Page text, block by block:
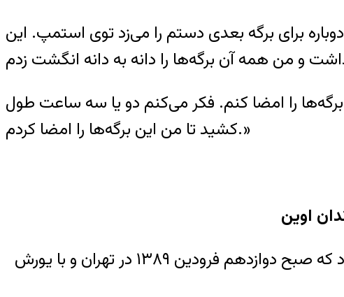
برای برگه بعدی دستم را می‌زد توی استمپ. این
را امضا کنم. فکر می‌کنم دو یا سه ساعت طول
کشید تا من این برگه‌ها را امضا کردم.»
اوین
هومان موسوی یکی از جوانان معترض به نتایج انتخابات ریاست جمهوری سال ۱۳۸۸ ایران بود که صبح دوازدهم فرودین ۱۳۸۹ در تهران و با یورش